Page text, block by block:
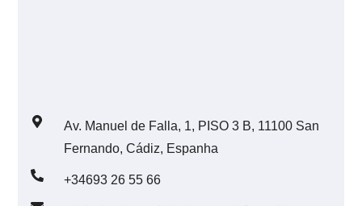
Av. Manuel de Falla, 1, PISO 3 B, 11100 San
Fernando, Cádiz, Espanha
+34693 26 55 66